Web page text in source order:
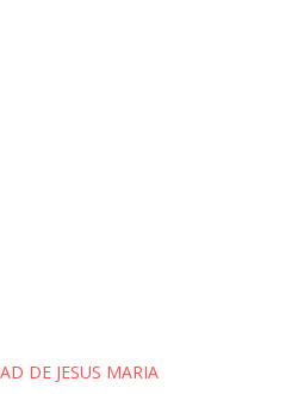
DE JESUS MARIA